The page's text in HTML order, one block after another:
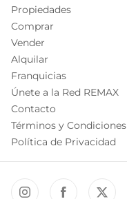
Propiedades
Comprar
Vender
Alquilar
Franquicias
Únete a la Red REMAX
Contacto
Términos y Condiciones
Política de Privacidad